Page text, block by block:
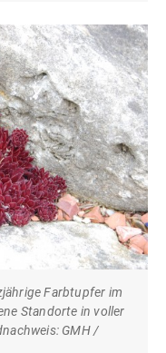
Farbtupfer im
Standorte in voller
GMH /